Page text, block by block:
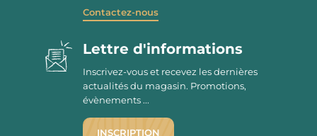
Contactez-nous
Lettre d'informations
Inscrivez-vous et recevez les dernières
actualités du magasin. Promotions,
évènements ...
INSCRIPTION